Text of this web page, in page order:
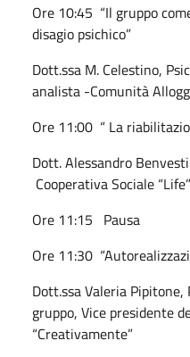
Ore 10:45 “Il gruppo
disagio psichico”
Dott.ssa M. Celestino,
analista -Comunità
Ore 11:00 “ La
Dott. Alessandro
Cooperativa Sociale “Life”
Ore 11:15 Pausa
Ore 11:30
Dott.ssa Valeria
gruppo, Vice presidente
“Creativamente”